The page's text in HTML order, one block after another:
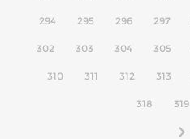
294 295 296 297
302 303 304 305
310 311 312 313
318 319